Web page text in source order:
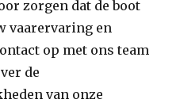
zorgen dat de boot
vaarervaring en
op met ons team
de
van onze